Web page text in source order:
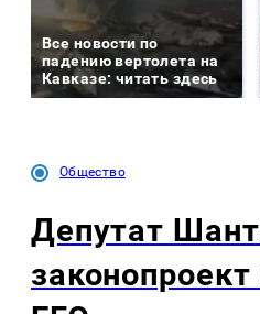
Все новости по
падению вертолета на
Кавказе: читать здесь
Общество
Депутат